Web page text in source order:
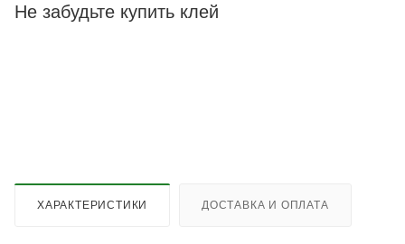
Не забудьте купить клей
ХАРАКТЕРИСТИКИ ДОСТАВКА И ОПЛАТА